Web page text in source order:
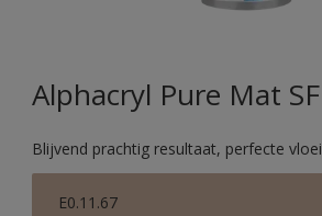
Alphacryl Pure Mat SF
Blijvend prachtig resultaat, perfecte vloei
E0.11.67